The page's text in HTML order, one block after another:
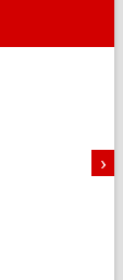
›